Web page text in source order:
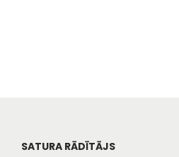
SATURA RĀDĪTĀJS